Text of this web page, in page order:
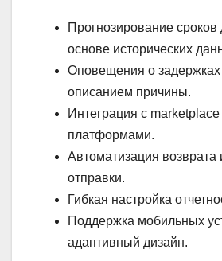
Прогнозирование сроков
основе исторических
Оповещения о задержках
описанием причины.
Интеграция с
платформами.
Автоматизация возврата
отправки.
Гибкая настройка
Поддержка мобильных
адаптивный дизайн.